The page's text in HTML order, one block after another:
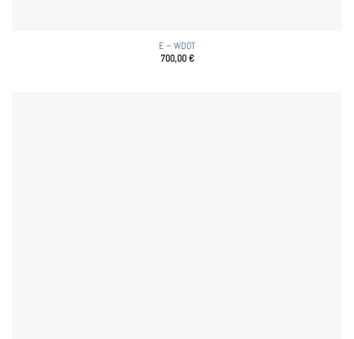
E – WDOT
700,00€